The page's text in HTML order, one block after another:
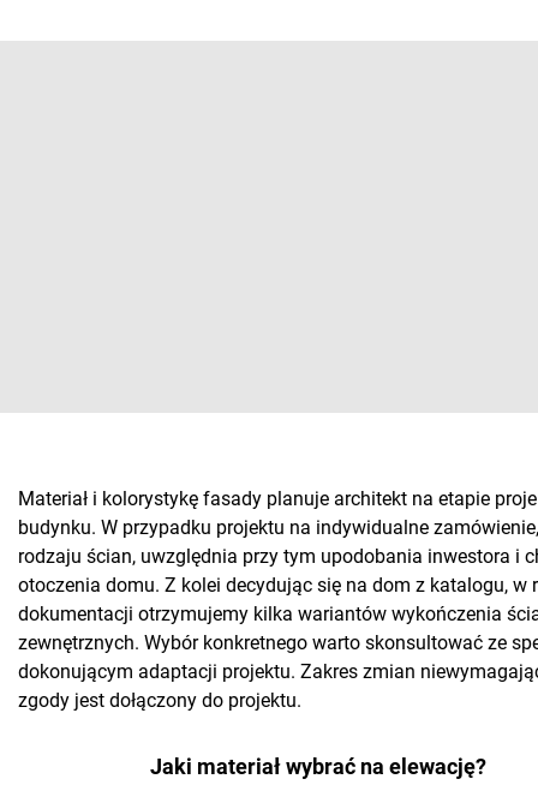
Materiał i kolorystykę fasady planuje architekt na etapie
budynku. W przypadku projektu na indywidualne
rodzaju ścian, uwzględnia przy tym upodobania inwestora i
otoczenia domu. Z kolei decydując się na dom z katalogu, w
dokumentacji otrzymujemy kilka wariantów wykończenia
zewnętrznych. Wybór konkretnego warto skonsultować ze
dokonującym adaptacji projektu. Zakres zmian
zgody jest dołączony do projektu.
Jaki materiał wybrać na elewację?